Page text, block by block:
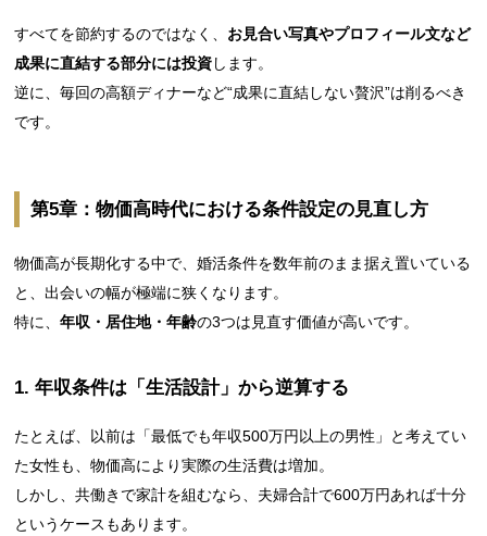
すべてを節約するのではなく、 お見合い写真やプロフィール文など
成果に直結する部分には投資 します。
逆に、毎回の高額ディナーなど“成果に直結しない贅沢”は削るべき
です。
第5章：物価高時代における条件設定の見直し方
物価高が長期化する中で、婚活条件を数年前のまま据え置いている
と、出会いの幅が極端に狭くなります。
特に、年収・居住地・年齢の3つは見直す価値が高いです。
1. 年収条件は「生活設計」から逆算する
たとえば、以前は「最低でも年収500万円以上の男性」と考えてい
た女性も、物価高により実際の生活費は増加。
しかし、共働きで家計を組むなら、夫婦合計で600万円あれば十分
というケースもあります。